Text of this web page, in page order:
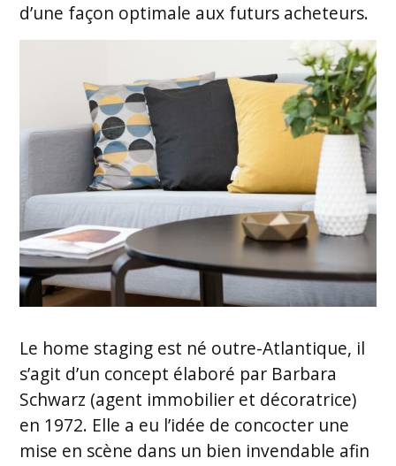
d’une façon optimale aux futurs acheteurs.
Le home staging est né outre-Atlantique, il
s’agit d’un concept élaboré par Barbara
Schwarz (agent immobilier et décoratrice)
en 1972. Elle a eu l’idée de concocter une
mise en scène dans un bien invendable afin